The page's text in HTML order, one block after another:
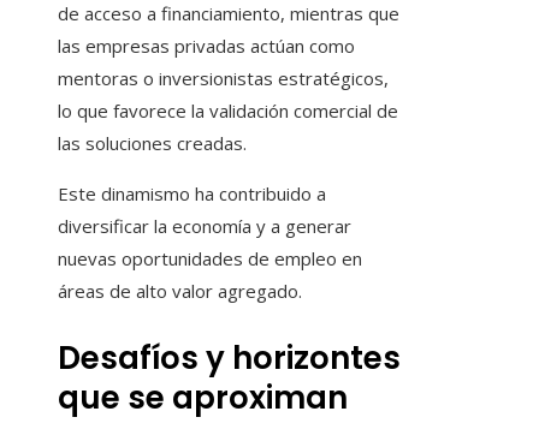
de acceso a financiamiento, mientras que
las empresas privadas actúan como
mentoras o inversionistas estratégicos,
lo que favorece la validación comercial de
las soluciones creadas.
Este dinamismo ha contribuido a
diversificar la economía y a generar
nuevas oportunidades de empleo en
áreas de alto valor agregado.
Desafíos y horizontes
que se aproximan